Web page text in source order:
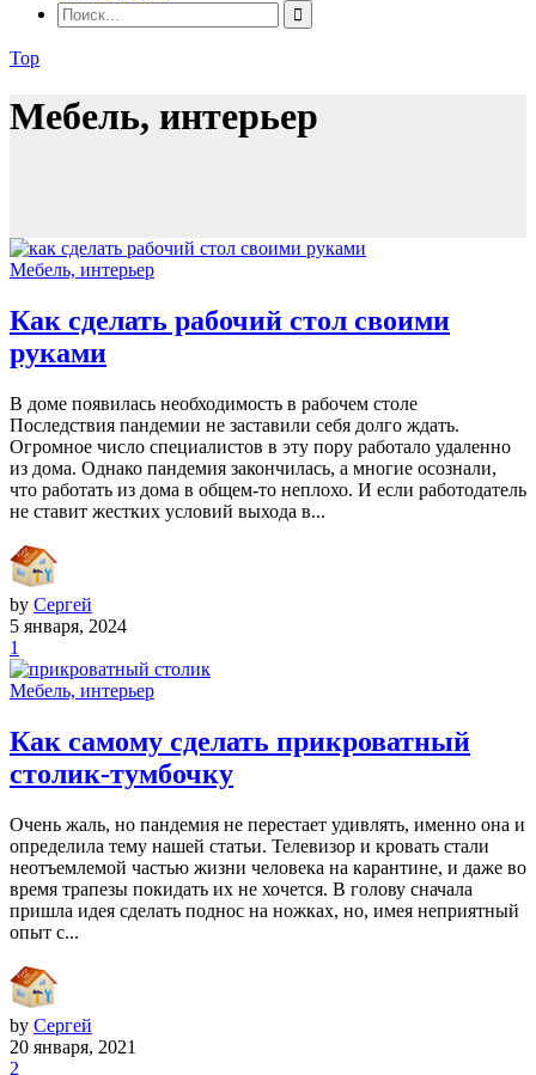
Top
Мебель, интерьер
Мебель, интерьер
Как сделать рабочий стол своими
руками
В доме появилась необходимость в рабочем столе
Последствия пандемии не заставили себя долго ждать.
Огромное число специалистов в эту пору работало удаленно
из дома. Однако пандемия закончилась, а многие осознали,
что работать из дома в общем-то неплохо. И если работодатель
не ставит жестких условий выхода в...
by Сергей
5 января, 2024
1
Мебель, интерьер
Как самому сделать прикроватный
столик-тумбочку
Очень жаль, но пандемия не перестает удивлять, именно она и
определила тему нашей статьи. Телевизор и кровать стали
неотъемлемой частью жизни человека на карантине, и даже во
время трапезы покидать их не хочется. В голову сначала
пришла идея сделать поднос на ножках, но, имея неприятный
опыт с...
by Сергей
20 января, 2021
2